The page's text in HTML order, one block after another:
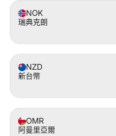
NOK
瑞典克朗
NZD
新台幣
OMR
阿曼里亞爾